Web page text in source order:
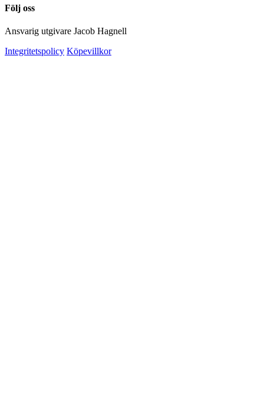
Följ oss
Ansvarig utgivare Jacob Hagnell
Integritetspolicy Köpevillkor